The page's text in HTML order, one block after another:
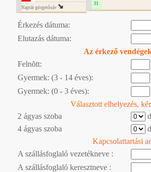
Naptár görgetôsáv
31
Érkezés dátuma:
Elutazás dátuma:
Az érkező
Felnõtt:
Gyermek: (3 - 14 éves):
Gyermek: (0 - 3 éves):
Választott elhelyezés,
2 ágyas szoba
4 ágyas szoba
Kapcsolattartási
A szállásfoglaló vezetékneve :
A szállásfoglaló keresztneve :